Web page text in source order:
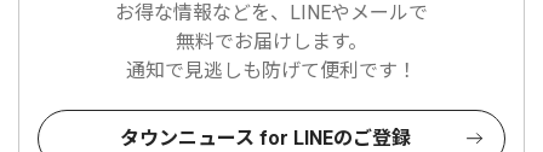
お得な情報などを、LINEやメールで
無料でお届けします。
通知で見逃しも防げて便利です！
タウンニュース for LINEのご登録